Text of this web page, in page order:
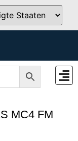
MC4 FM